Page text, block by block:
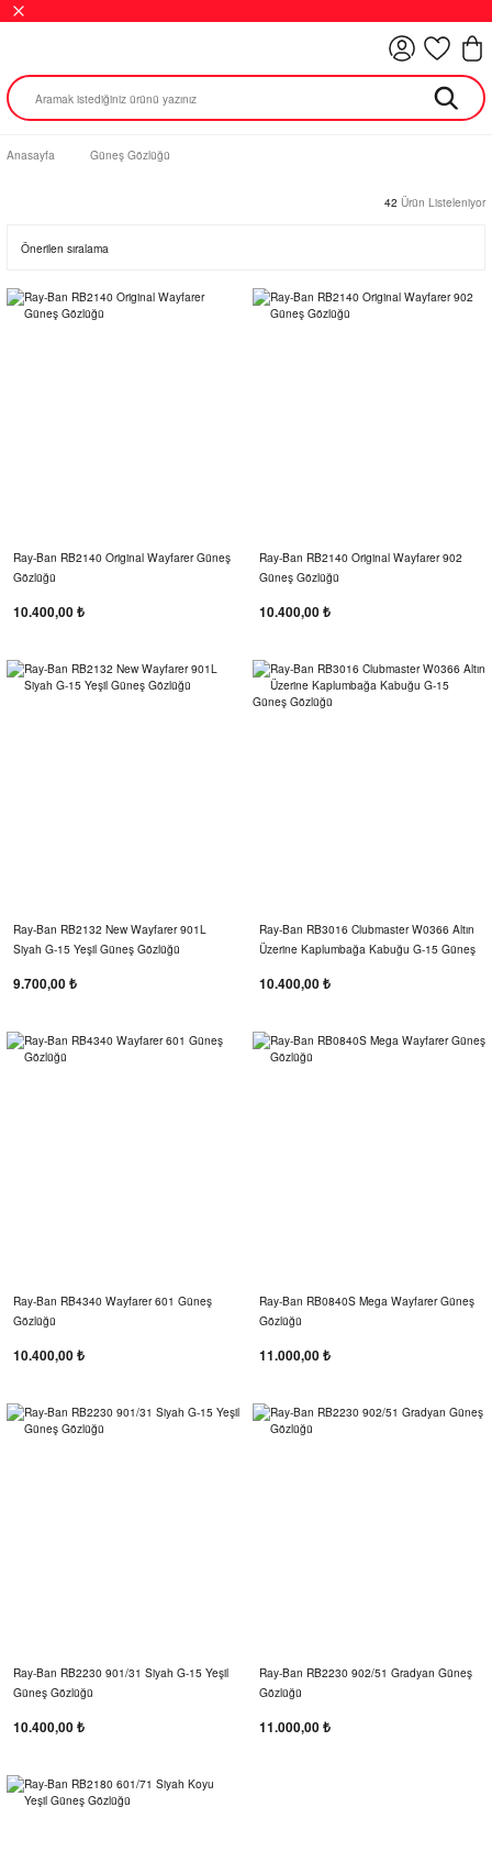
Anasayfa Güneş Gözlüğü
42 Ürün Listeleniyor
Ray-Ban RB2140 Original Wayfarer Güneş
Gözlüğü
10.400,00 ₺
Ray-Ban RB2140 Original Wayfarer 902
Güneş Gözlüğü
10.400,00 ₺
Ray-Ban RB2132 New Wayfarer 901L
Siyah G-15 Yeşil Güneş Gözlüğü
9.700,00 ₺
Ray-Ban RB3016 Clubmaster W0366 Altın
Üzerine Kaplumbağa Kabuğu G-15 Güneş
10.400,00 ₺
Ray-Ban RB4340 Wayfarer 601 Güneş
Gözlüğü
10.400,00 ₺
Ray-Ban RB0840S Mega Wayfarer Güneş
Gözlüğü
11.000,00 ₺
Ray-Ban RB2230 901/31 Siyah G-15 Yeşil
Güneş Gözlüğü
10.400,00 ₺
Ray-Ban RB2230 902/51 Gradyan Güneş
Gözlüğü
11.000,00 ₺